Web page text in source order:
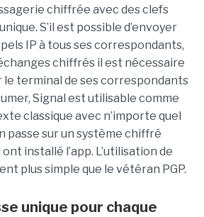
chiffrée avec des clefs
S’il est possible d’envoyer
IP à tous ses correspondants,
chiffrés il est nécessaire
le terminal de ses correspondants
Signal est utilisable comme
classique avec n’importe quel
passe sur un système chiffré
installé l’app. L’utilisation de
plus simple que le vétéran PGP.
unique pour chaque